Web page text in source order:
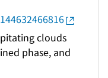
clouds
phase, and